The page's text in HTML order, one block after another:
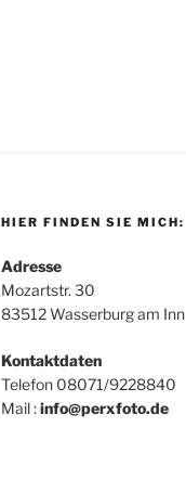
HIER FINDEN SIE MICH:
Adresse
Mozartstr. 30
83512 Wasserburg am Inn
Kontaktdaten
Telefon 08071/9228840
Mail :info@perxfoto.de